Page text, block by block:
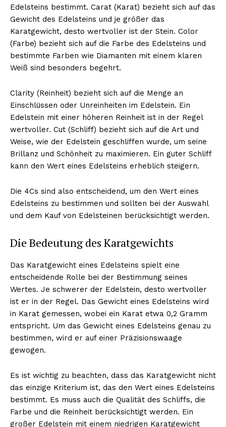
Edelsteins bestimmt. Carat (Karat) bezieht sich auf das
Gewicht des Edelsteins und je größer das
Karatgewicht, desto wertvoller ist der Stein. Color
(Farbe) bezieht sich auf die Farbe des Edelsteins und
bestimmte Farben wie Diamanten mit einem klaren
Weiß sind besonders begehrt.
Clarity (Reinheit) bezieht sich auf die Menge an
Einschlüssen oder Unreinheiten im Edelstein. Ein
Edelstein mit einer höheren Reinheit ist in der Regel
wertvoller. Cut (Schliff) bezieht sich auf die Art und
Weise, wie der Edelstein geschliffen wurde, um seine
Brillanz und Schönheit zu maximieren. Ein guter Schliff
kann den Wert eines Edelsteins erheblich steigern.
Die 4Cs sind also entscheidend, um den Wert eines
Edelsteins zu bestimmen und sollten bei der Auswahl
und dem Kauf von Edelsteinen berücksichtigt werden.
Die Bedeutung des Karatgewichts
Das Karatgewicht eines Edelsteins spielt eine
entscheidende Rolle bei der Bestimmung seines
Wertes. Je schwerer der Edelstein, desto wertvoller
ist er in der Regel. Das Gewicht eines Edelsteins wird
in Karat gemessen, wobei ein Karat etwa 0,2 Gramm
entspricht. Um das Gewicht eines Edelsteins genau zu
bestimmen, wird er auf einer Präzisionswaage
gewogen.
Es ist wichtig zu beachten, dass das Karatgewicht nicht
das einzige Kriterium ist, das den Wert eines Edelsteins
bestimmt. Es muss auch die Qualität des Schliffs, die
Farbe und die Reinheit berücksichtigt werden. Ein
großer Edelstein mit einem niedrigen Karatgewicht